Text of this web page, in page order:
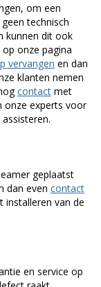
om een
technisch
kunnen dit ook
onze pagina
vervangen en dan
klanten nemen
contact met
onze experts voor
geplaatst
dan even contact
installeren van de
en service op